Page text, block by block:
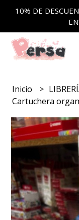
10% DE
Inicio
Cartuchera